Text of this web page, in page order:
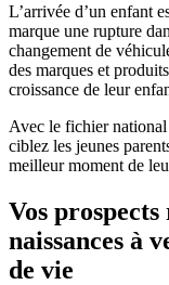
L’arrivée d’un enfant
marque une rupture
changement de
des marques et
croissance de leur
Avec le fichier national
ciblez les jeunes
meilleur moment de
Vos
naissances à
de vie